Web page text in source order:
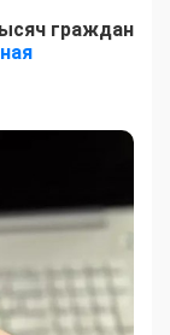
граждан